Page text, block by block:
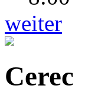
weiter
Cerec